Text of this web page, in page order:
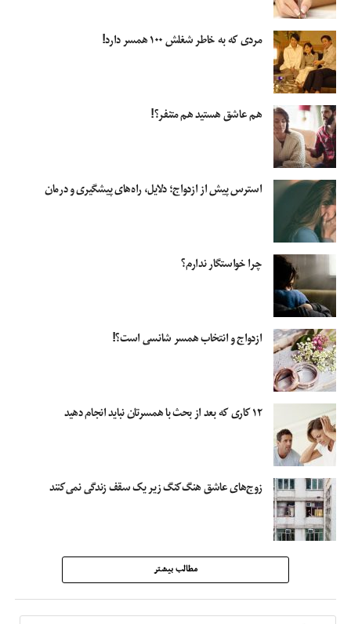
مردی که به خاطر شغلش ۱۰۰ همسر دارد!
هم عاشق هستید هم متنفر؟!
استرس پیش از ازدواج؛ دلایل، راه‌های پیشگیری و درمان
چرا خواستگار ندارم؟
ازدواج و انتخاب همسر شانسی است؟!
۱۲ کاری که بعد از بحث با همسرتان نباید انجام دهید
زوج‌های عاشق هنگ‌کنگ زیر یک سقف زندگی نمی‌کنند
مطالب بیشتر